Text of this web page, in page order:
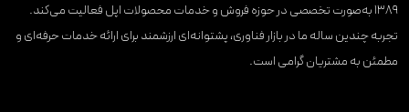
۱۳۸۹ به‌صورت تخصصی در حوزه فروش و خدمات محصولات اپل فعالیت می‌کند.
تجربه چندین ساله ما در بازار فناوری، پشتوانه‌ای ارزشمند برای ارائه خدمات حرفه‌ای و
مطمئن به مشتریان گرامی است.